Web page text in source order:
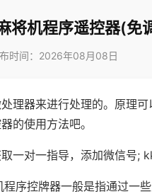
将机程序遥控器(免
时间：2026年08月08日
理器来进行处理的。原理
的使用方法吧。
一对一指导，添加微信号;
序控牌器一般是指通过一